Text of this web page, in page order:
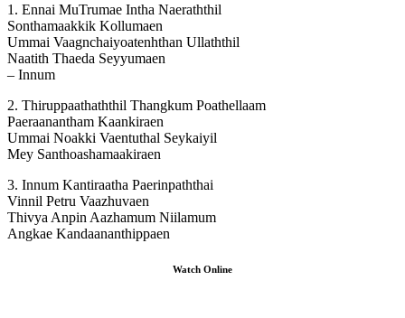
1. Ennai MuTrumae Intha Naeraththil
Sonthamaakkik Kollumaen
Ummai Vaagnchaiyoatenhthan Ullaththil
Naatith Thaeda Seyyumaen
– Innum
2. Thiruppaathaththil Thangkum Poathellaam
Paeraanantham Kaankiraen
Ummai Noakki Vaentuthal Seykaiyil
Mey Santhoashamaakiraen
3. Innum Kantiraatha Paerinpaththai
Vinnil Petru Vaazhuvaen
Thivya Anpin Aazhamum Niilamum
Angkae Kandaananthippaen
Watch Online